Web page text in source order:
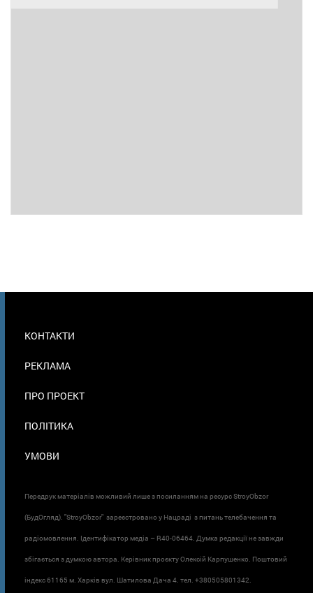
В
КОНТАКТИ
РЕКЛАМА
ПРО ПРОЕКТ
ПОЛІТИКА
УМОВИ
Передрук матеріалів можливий лише з посиланням на ресурс StroyObzor
(БудОгляд). "StroyObzor" зареєстровано у Нацраді з питань телебачення та
радіомовлення. Ідентифікатор медіа – R40-06464. Думка редакції не завжди
збігається з думкою автора. Керівник проєкту Олексій Карпушенко. Поштовий
індекс 61165 м. Харків вул. Шатилова Дача 4. тел. +380505801342.